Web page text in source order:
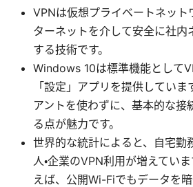
VPNは仮想プライベートネット
ターネットを介して安全に社内
する技術です。
Windows 10は標準機能として
「設定」アプリを提供していま
アントを使わずに、基本的な接
る点が魅力です。
世界的な統計によると、自宅勤
人・企業のVPN利用が増えてい
えば、公開Wi-Fiでもデータを